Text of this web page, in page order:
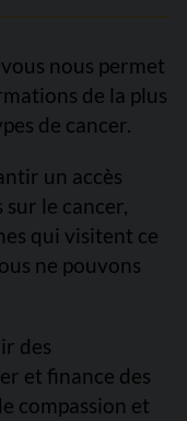
nous permet
de la plus
de cancer.
un accès
le cancer,
qui visitent ce
ne pouvons
des
et finance des
compassion et